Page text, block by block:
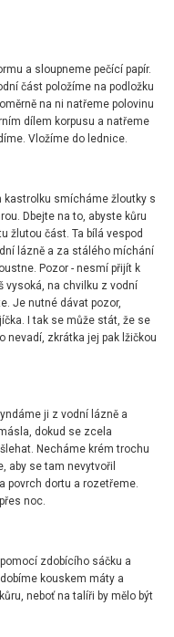
a sloupneme pečící papír.
část položíme na podložku
na ni natřeme polovinu
dílem korpusu a natřeme
Vložíme do lednice.
kastrolku smícháme žloutky s
Dbejte na to, abyste kůru
žlutou část. Ta bílá vespod
lázně a za stálého míchání
Pozor - nesmí přijít k
vysoká, na chvilku z vodní
Je nutné dávat pozor,
I tak se může stát, že se
nevadí, zkrátka jej pak lžičkou
ji z vodní lázně a
dokud se zcela
Necháme krém trochu
aby se tam nevytvořil
povrch dortu a rozetřeme.
noc.
zdobícího sáčku a
kouskem máty a
neboť na talíři by mělo být